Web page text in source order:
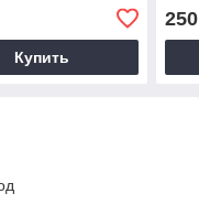
Купить
250